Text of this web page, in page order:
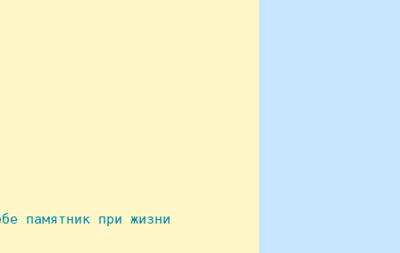
памятник при жизни